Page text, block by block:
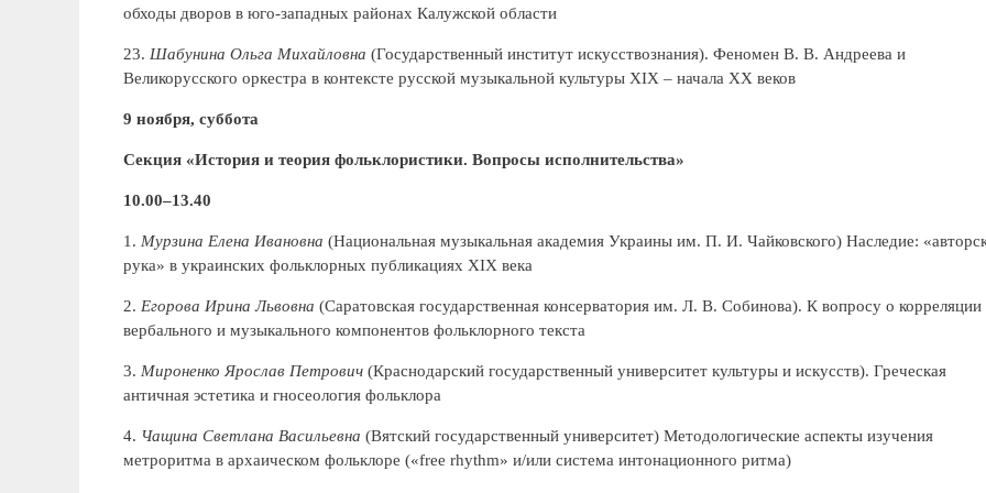
обходы дворов в юго-западных районах Калужской области
23. Шабунина Ольга Михайловна (Государственный институт искусствознания). Феномен В. В. Андреева и
Великорусского оркестра в контексте русской музыкальной культуры XIX – начала XX веков
9 ноября, суббота
Секция «История и теория фольклористики. Вопросы исполнительства»
10.00–13.40
1. Мурзина Елена Ивановна (Национальная музыкальная академия Украины им. П. И. Чайковского) Наследие:
рука» в украинских фольклорных публикациях ХІХ века
2. Егорова Ирина Львовна (Саратовская государственная консерватория им. Л. В. Собинова). К вопросу о корреляции
вербального и музыкального компонентов фольклорного текста
3. Мироненко Ярослав Петрович (Краснодарский государственный университет культуры и искусств). Греческая
античная эстетика и гносеология фольклора
4. Чащина Светлана Васильевна (Вятский государственный университет) Методологические аспекты изучения
метроритма в архаическом фольклоре («free rhythm» и/или система интонационного ритма)